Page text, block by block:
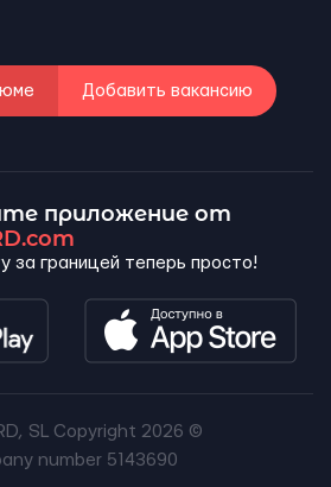
Добавить вакансию
приложение от
за границей теперь просто!
SL Copyright 2026 ©
number 5143690